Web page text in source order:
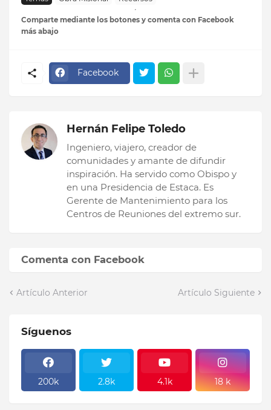
Comparte mediante los botones y comenta con Facebook
más abajo
Facebook
Hernán Felipe Toledo
Ingeniero, viajero, creador de
comunidades y amante de difundir
inspiración. Ha servido como Obispo y
en una Presidencia de Estaca. Es
Gerente de Mantenimiento para los
Centros de Reuniones del extremo sur.
Comenta con Facebook
Artículo Anterior Artículo Siguiente
Síguenos
200k 2.8k 4.1k 18 k